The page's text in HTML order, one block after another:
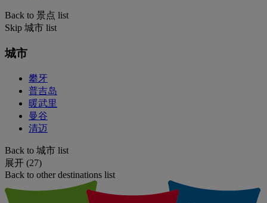
Back to 景点 list
Skip 城市 list
城市
攀牙
普吉岛
暖武里
曼谷
清迈
Back to 城市 list
展开 (27)
Back to other destinations list